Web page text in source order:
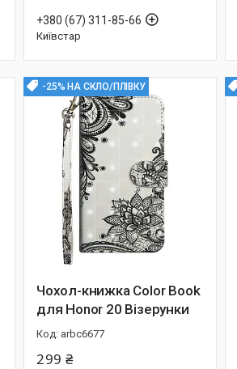
+380 (67) 311-85-66
Київстар
-25% НА СКЛО/ПЛІВКУ
Чохол-книжка Color Book
для Honor 20 Візерунки
arbc6677
299 ₴